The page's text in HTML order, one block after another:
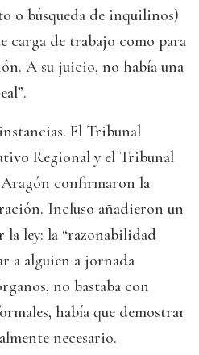
o búsqueda de inquilinos)
carga de trabajo como para
A su juicio, no había una
El Tribunal
Regional y el Tribunal
confirmaron la
Incluso añadieron un
ley: la “razonabilidad
a alguien a jornada
no bastaba con
había que demostrar
necesario.